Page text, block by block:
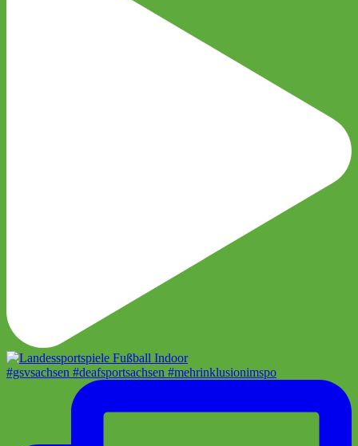
#gsvsachsen #deafsportsachsen #mehrinklusionimspo